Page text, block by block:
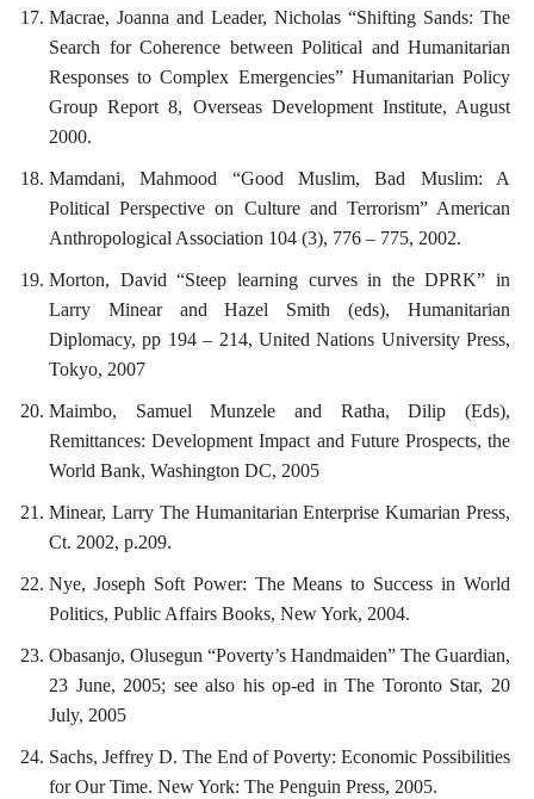
Macrae, Joanna and Leader, Nicholas “Shifting Sands: The
Search for Coherence between Political and Humanitarian
Responses to Complex Emergencies” Humanitarian Policy
Group Report 8, Overseas Development Institute, August
2000.
Mamdani, Mahmood “Good Muslim, Bad Muslim: A
Political Perspective on Culture and Terrorism” American
Anthropological Association 104 (3), 776 – 775, 2002.
Morton, David “Steep learning curves in the DPRK” in
Larry Minear and Hazel Smith (eds), Humanitarian
Diplomacy, pp 194 – 214, United Nations University Press,
Tokyo, 2007
Maimbo, Samuel Munzele and Ratha, Dilip (Eds),
Remittances: Development Impact and Future Prospects, the
World Bank, Washington DC, 2005
Minear, Larry The Humanitarian Enterprise Kumarian Press,
Ct. 2002, p.209.
Nye, Joseph Soft Power: The Means to Success in World
Politics, Public Affairs Books, New York, 2004.
Obasanjo, Olusegun “Poverty’s Handmaiden” The Guardian,
23 June, 2005; see also his op-ed in The Toronto Star, 20
July, 2005
Sachs, Jeffrey D. The End of Poverty: Economic Possibilities
for Our Time. New York: The Penguin Press, 2005.